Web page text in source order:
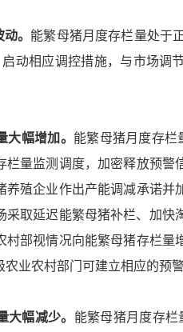
。 能繁母猪月度存栏量处于
动相应调控措施，与市场调
大幅增加。 能繁母猪月度存栏
栏量监测调度，加密释放预警
养殖企业作出产能调减承诺
取延迟能繁母猪补栏、加快
村部视情况向能繁母猪存栏量
业农村部门可建立相应的预警
大幅减少。 能繁母猪月度存栏